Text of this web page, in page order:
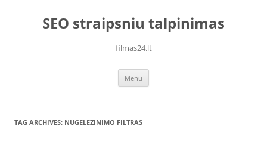
contentSEO straipsniu talpinimas
filmas24.lt
Menu
TAG ARCHIVES: NUGELEZINIMO FILTRAS